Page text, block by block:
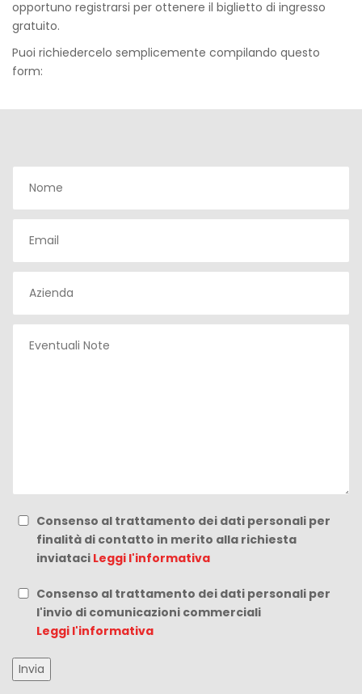
opportuno registrarsi per ottenere il biglietto di ingresso
gratuito.
Puoi richiedercelo semplicemente compilando questo
form:
Consenso al trattamento dei dati personali per
finalità di contatto in merito alla richiesta
inviataci Leggi l'informativa
Consenso al trattamento dei dati personali per
l'invio di comunicazioni commerciali
Leggi l'informativa